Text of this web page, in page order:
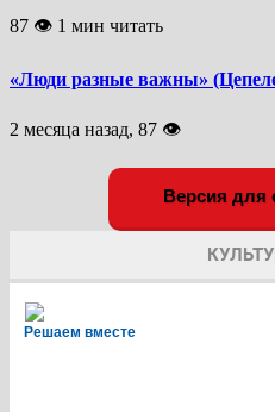
87 👁 1 мин читать
«Люди разные важны»
2 месяца назад, 87 👁
Версия для
Решаем вместе